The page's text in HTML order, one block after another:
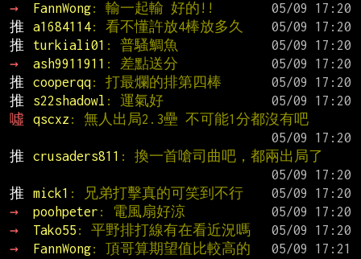
→
FannWong: 輸一起輸 好的!!
推
a1684114: 看不懂許放4棒放多久
推
turkiali01 : 普騷鯛魚
→
ash9911911 : 差點送分
推
cooperqq: 打最爛的排第四棒
推
s22shadowl : 運氣好
噓
qscxz : 無人出局2.3壘 不可能1分都沒有吧
推
crusaders811 : 換一首嗆司曲吧，都兩出局了
推
mick1 : 兄弟打擊真的可笑到不行
→
poohpeter : 電風扇好涼
→
Tako55 : 平野排打線有在看近況嗎
→
FannWong: 頂哥算期望值比較高的